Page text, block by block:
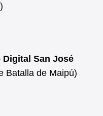
San José
Batalla de Maipú)